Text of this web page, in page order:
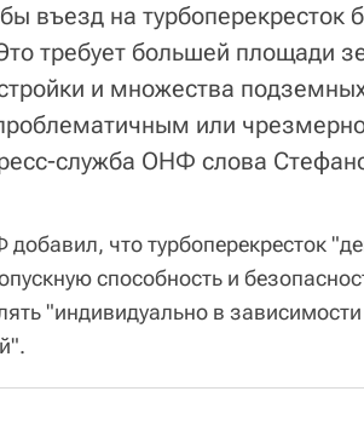
въезд на
требует большей площади
и множества
или
служба ОНФ слова
что турбоперекресток
способность и
"индивидуально в